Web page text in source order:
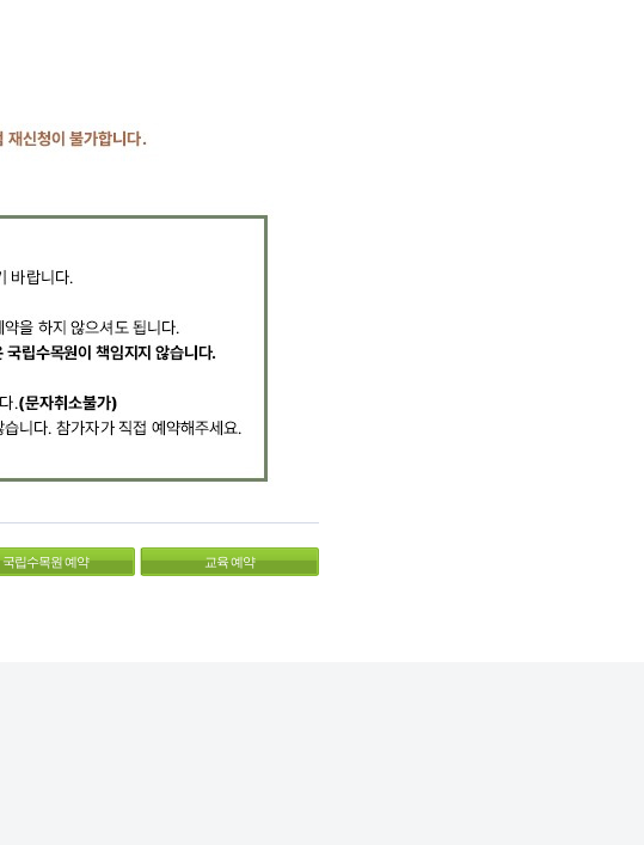
교육 예약
국립수목원 예약